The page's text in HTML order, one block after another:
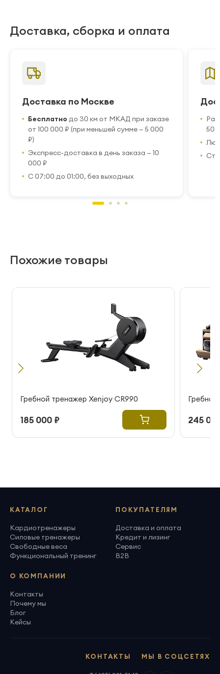
Доставка, сборка и оплата
Доставка по Москве
Бесплатно до 30 км от МКАД при заказе
от 100 000 ₽ (при меньшей сумме — 5 000
₽)
Экспресс-доставка в день заказа — 10
000 ₽
С 07:00 до 01:00, без выходных
50
Похожие товары
Гребной тренажер Xenjoy CR990
185 000 ₽ 245
КАТАЛОГ
Кардиотренажеры
Силовые тренажеры
Свободные веса
Функциональный тренинг
ПОКУПАТЕЛЯМ
Доставка и оплата
Кредит и лизинг
Сервис
B2B
О КОМПАНИИ
Контакты
Почему мы
Блог
Кейсы
МЫ В СОЦСЕТЯХ
КОНТАКТЫ